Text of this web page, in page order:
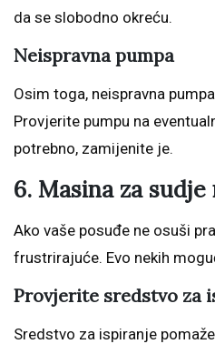
da se slobodno okreću.
Neispravna pumpa
Osim toga, neispravna
Provjerite pumpu na
potrebno, zamijenite je.
6. Masina za
Ako vaše posuđe ne osuši
frustrirajuće. Evo nekih
Provjerite sredstvo za
Sredstvo za ispiranje